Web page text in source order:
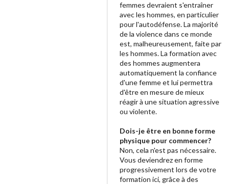
femmes devraient s'entraîner
avec les hommes, en particulier
pour l'autodéfense. La majorité
de la violence dans ce monde
est, malheureusement, faite par
les hommes. La formation avec
des hommes augmentera
automatiquement la confiance
d'une femme et lui permettra
d'être en mesure de mieux
réagir à une situation agressive
ou violente.
Dois-je être en bonne forme
physique pour commencer?
Non, cela n'est pas nécessaire.
Vous deviendrez en forme
progressivement lors de votre
formation ici, grâce à des